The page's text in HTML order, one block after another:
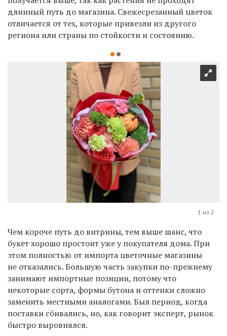
длинный путь до магазина. Свежесрезанный цветок
отличается от тех, которые привезли из другого
региона или страны по стойкости и состоянию.
1 из 2
Чем короче путь до витрины, тем выше шанс, что
букет хорошо простоит уже у покупателя дома. При
этом полностью от импорта цветочные магазины
не отказались. Большую часть закупки по-прежнему
занимают импортные позиции, потому что
некоторые сорта, формы бутона и оттенки сложно
заменить местными аналогами. Был период, когда
поставки сбивались, но, как говорит эксперт, рынок
быстро выровнялся.